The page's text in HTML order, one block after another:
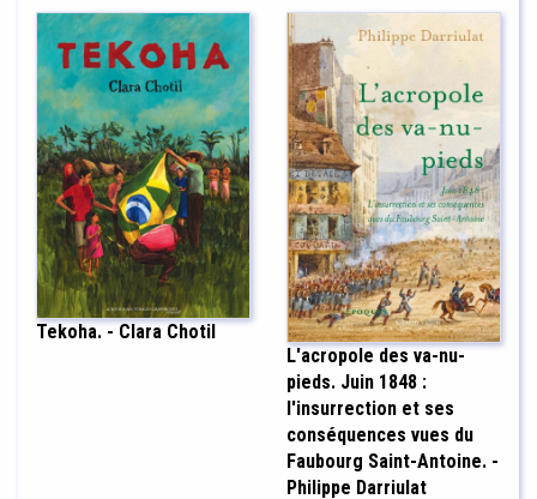
Tekoha. - Clara Chotil
L'acropole des va-nu-
pieds. Juin 1848 :
l'insurrection et ses
conséquences vues du
Faubourg Saint-Antoine. -
Philippe Darriulat